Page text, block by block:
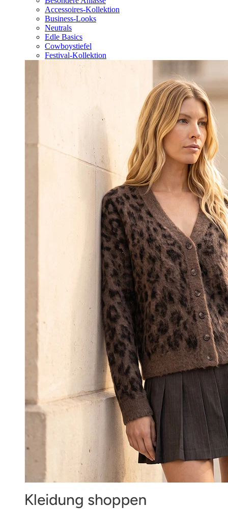
Accessoires-Kollektion
Business-Looks
Neutrals
Edle Basics
Cowboystiefel
Festival-Kollektion